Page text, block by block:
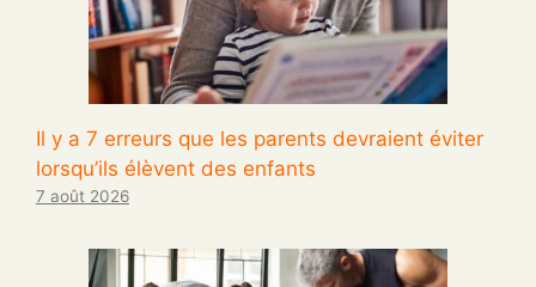
Il y a 7 erreurs que les parents devraient éviter
lorsqu’ils élèvent des enfants
7 août 2026